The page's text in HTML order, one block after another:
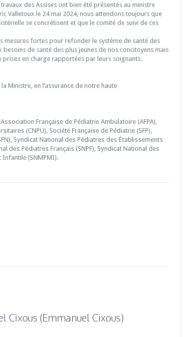
des Assises ont bien été présentés au ministre
Valletoux le 24 mai 2024, nous attendons toujours que
se concrétisent et que le comité de suivi de ces
mesures fortes pour refonder le système de santé des
de santé des plus jeunes de nos concitoyens mais
en charge rapportées par leurs soignants.
Ministre, en l’assurance de notre haute
Française de Pédiatrie Ambulatoire (AFPA),
(CNPU), Société Française de Pédiatrie (SFP),
Syndicat National des Pédiatres des Établissements
des Pédiatres Français (SNPF), Syndicat National des
(SNMPMI).
Cixous (Emmanuel Cixous)